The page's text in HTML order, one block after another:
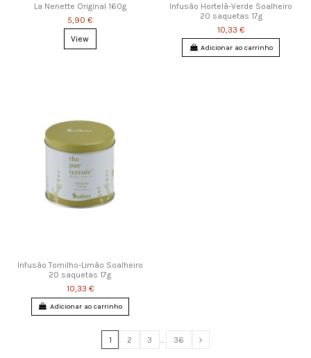
La Nenette Original 160g
5,90 €
View
Infusão Hortelã-Verde Soalheiro
20 saquetas 17g
10,33 €
Adicionar ao carrinho
Infusão Tomilho-Limão Soalheiro
20 saquetas 17g
10,33 €
Adicionar ao carrinho
1 2 3 36